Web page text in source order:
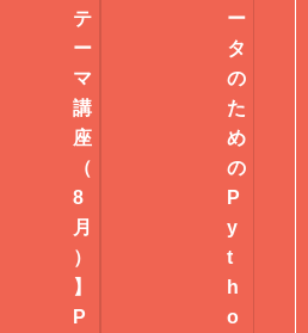
テ
ー
マ
講
座
（
8
月
）
】
P
ー
タ
の
た
め
の
P
y
t
h
o